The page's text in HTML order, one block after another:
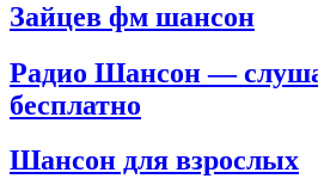
Зайцев фм шансон
Радио Шансон —
бесплатно
Шансон для взрослых